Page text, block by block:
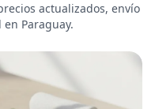
actualizados, envío
Paraguay.